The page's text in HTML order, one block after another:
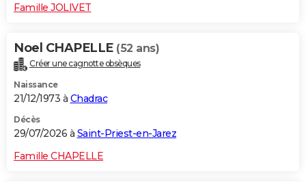
CARTE DE VOEUX
Dictionnaire
Biographies
Citations
Expressions
Proverbes
PROGRAMME TV
COPAINS D'AVANT
S'inscrire
Se connecter
Lycées
Collèges
Primaires
Universités
Entreprises
Service militaire
Avis de recherche
AVIS DE DÉCÈS
Famille JOLIVET
Noel CHAPELLE (52 ans)
Créer une cagnotte obsèques
Naissance
21/12/1973 à Chadrac
Décès
29/07/2026 à Saint-Priest-en-Jarez
Famille CHAPELLE